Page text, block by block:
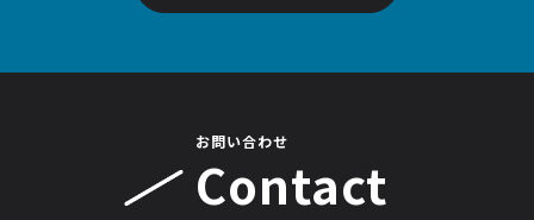
お問い合わせ
Contact